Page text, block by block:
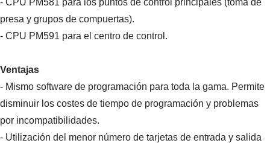
presa y grupos de compuertas).
- CPU PM591 para el centro de control.
Ventajas
- Mismo software de programación para toda la gama. Permite
disminuir los costes de tiempo de programación y problemas
por incompatibilidades.
- Utilización del menor número de tarjetas de entrada y salida